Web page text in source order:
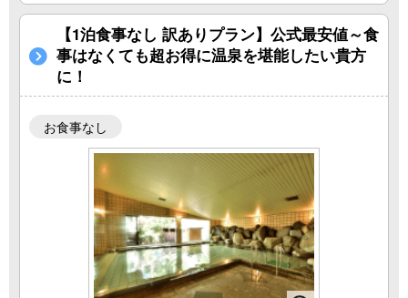
【1泊食事なし 訳ありプラン】公式最安値～食
事はなくても超お得に温泉を堪能したい貴方
に！
お食事なし